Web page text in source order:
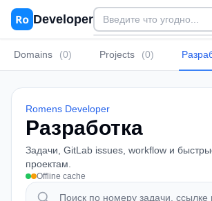
Перейти к основному содержимому
Developer
Domains (0) Projects (0)
Romens Developer
Разработка
Задачи, GitLab issues, workflow и
проектам.
Offline cache
Поиск задач